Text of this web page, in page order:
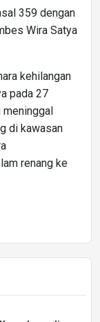
359 dengan
Wira Satya
kehilangan
pada 27
meninggal
di kawasan
renang ke